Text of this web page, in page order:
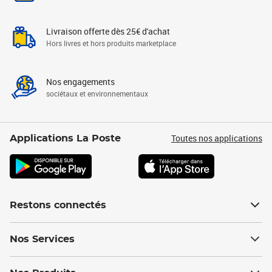
Livraison offerte dès 25€ d'achat
Hors livres et hors produits marketplace
Nos engagements
sociétaux et environnementaux
Applications La Poste Toutes nos applications
Restons connectés
Nos Services